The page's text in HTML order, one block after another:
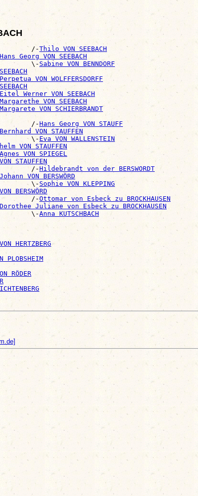
/-
Thilo VON SEEBACH
Hans Georg VON SEEBACH
\-
Sabine VON BENNDORF
Perpetua VON WOLFFERSDORFF
Eitel Werner VON SEEBACH
VON SEEBACH
Margarete VON SCHIERBRANDT
/-
Hans Georg VON STAUFF
Bernhard VON STAUFFEN
\-
Eva VON WALLENSTEIN
VON STAUFFEN
Agnes VON SPIEGEL
STAUFFEN
/-
Hildebrandt von der BERSWORDT
Johann VON BERSWÖRD
\-
Sophie VON KLEPPING
BERSWÖRD
/-
Ottomar von Esbeck zu BROCKHAUSEN
Dorothee Juliane von Esbeck zu BROCKHAUSEN
\-
Anna KUTSCHBACH
HERTZBERG
RÖDER